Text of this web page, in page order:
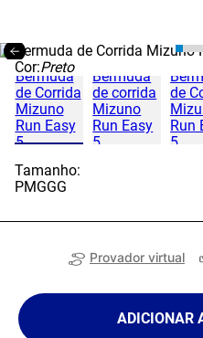
Cor:Preto
Tamanho:
PMGGG
Provador virtual
ADICIONAR